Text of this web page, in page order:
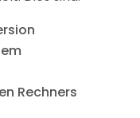
Rechners